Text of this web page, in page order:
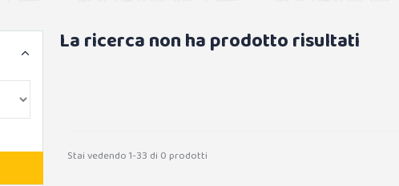
La ricerca non ha prodotto risultati
Stai vedendo 1-33 di 0 prodotti